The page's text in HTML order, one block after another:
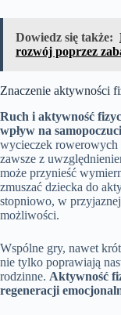
Dowiedz się także:
rozwój poprzez
Znaczenie aktywności
Ruch i aktywność
wpływ na
wycieczek rowerowych
zawsze z
może przynieść
zmuszać dziecka do
stopniowo, w
możliwości.
Wspólne gry, nawet
nie tylko poprawiają
rodzinne. Aktywność
regeneracji